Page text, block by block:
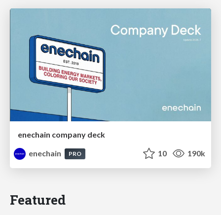
enechain company deck
enechain
PRO 10 190k
Featured